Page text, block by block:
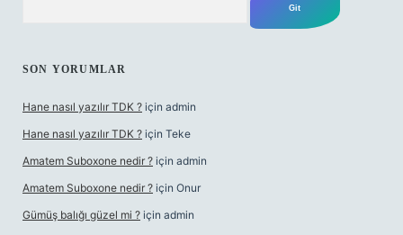
SON YORUMLAR
Hane nasıl yazılır TDK ? için admin
Hane nasıl yazılır TDK ? için Teke
Amatem Suboxone nedir ? için admin
Amatem Suboxone nedir ? için Onur
Gümüş balığı güzel mi ? için admin